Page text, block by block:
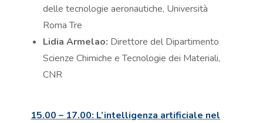
delle tecnologie aeronautiche, Università
Roma Tre
Lidia Armelao: Direttore del Dipartimento
Scienze Chimiche e Tecnologie dei Materiali,
CNR
15.00 – 17.00: L’intelligenza artificiale nel